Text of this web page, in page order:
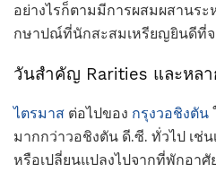
อย่างไรก็ตามมีการผสมผสานร
กษาปณ์ที่นักสะสมเหรียญยินดีที่จ
วันสำคัญ Rarities และหลา
ไตรมาส ต่อไปของ กรุงวอชิงตัน
มากกว่าวอชิงตัน ดี.ซี. ทั่วไป เช่
หรือเปลี่ยนแปลงไปจากที่พักอาศั